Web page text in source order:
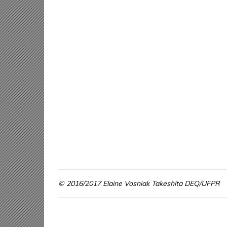
© 2016/2017 Elaine Vosniak Takeshita DEQ/UFPR